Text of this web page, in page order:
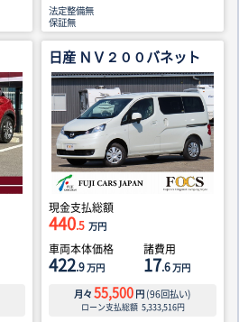
法定整備無
保証無
日産 ＮＶ２００バネット
現金支払総額
440.5 万円
車両本体価格
422.9万円
諸費用
17.6万円
月々 55,500 円 (96回払い)
ローン支払総額 5,333,516円